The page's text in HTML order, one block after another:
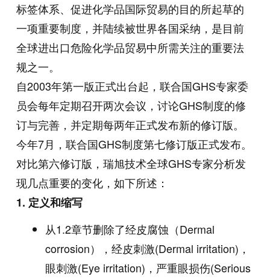
标签体系、促进化学品国际贸易的目的所起草的
一项重要制度，并陆续被世界各国采纳，是目前
全球进出口危险化学品贸易中所需关注的重要法
规之一。
自2003年第一版正式出台起，联合国GHS专家委
员会每年定期召开两次会议，讨论GHS制度的修
订与完善，并定期每两年正式发布新的修订版。
今年7月，联合国GHS制度第七修订版正式发布。
对比第六修订版，瑞旭技术全球GHS专家分析发
现几点重要的变化，如下所述：
1. 定义和缩写
从1.2章节删除了经皮腐蚀（Dermal
corrosion），经皮刺激(Dermal irritation)，
眼刺激(Eye irritation)，严重眼损伤(Serious